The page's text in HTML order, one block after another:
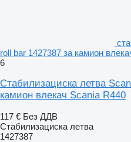
roll bar 1427387 за камион
6
Стабилизациска летва
камион влекач Scania R440
117 € Без ДДВ
Стабилизациска летва
1427387